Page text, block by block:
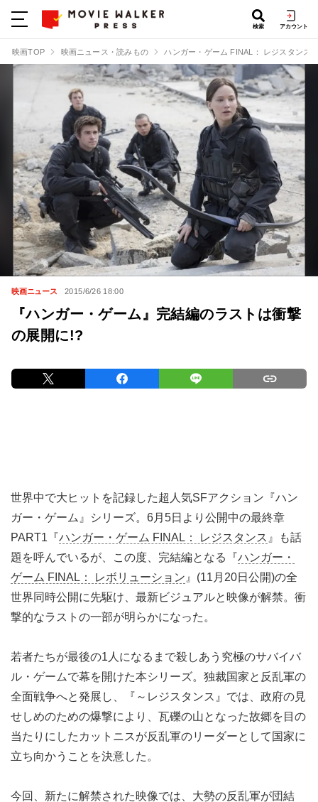
検索 アカウント
映画TOP 映画ニュース・読みもの ハンガー・ゲーム FINAL： レジスタンス
映画ニュース 2015/6/26 18:00
『ハンガー・ゲーム』完結編のラストは衝撃
の展開に!?
世界中で大ヒットを記録した超人気SFアクション『ハン
ガー・ゲーム』シリーズ。6月5日より公開中の最終章
PART1『ハンガー・ゲーム FINAL： レジスタンス 』も話
題を呼んでいるが、この度、完結編となる『ハンガー・
ゲーム FINAL： レボリューション 』(11月20日公開)の全
世界同時公開に先駆け、最新ビジュアルと映像が解禁。衝
撃的なラストの一部が明らかになった。
若者たちが最後の1人になるまで殺しあう究極のサバイバ
ル・ゲームで幕を開けた本シリーズ。独裁国家と反乱軍の
全面戦争へと発展し、『～レジスタンス』では、政府の見
せしめのための爆撃により、瓦礫の山となった故郷を目の
当たりにしたカットニスが反乱軍のリーダーとして国家に
立ち向かうことを決意した。
今回、新たに解禁された映像では、大勢の反乱軍が団結